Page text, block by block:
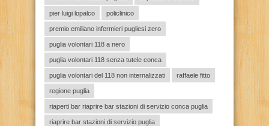
pier luigi lopalco policlinico
premio emiliano infermieri pugliesi zero
puglia volontari 118 a nero
puglia volontari 118 senza tutele conca
puglia volontari del 118 non internalizzati raffaele fitto
regione puglia
riaperti bar riaprire bar stazioni di servizio conca puglia
riaprire bar stazioni di servizio puglia